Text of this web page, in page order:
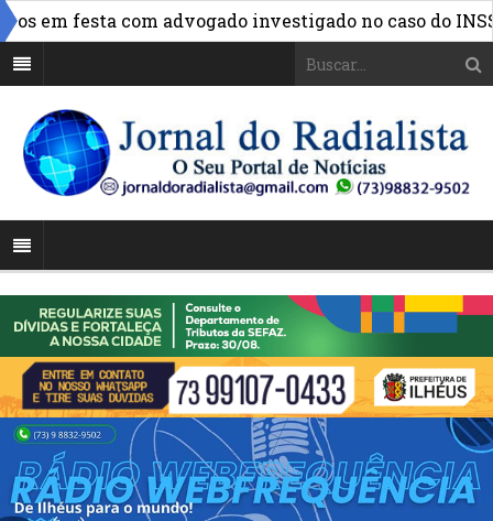
festa com advogado investigado no caso do INSS »